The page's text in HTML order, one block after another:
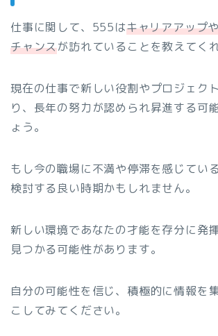
仕事に関して、555はキャリアアップ
チャンスが訪れていることを教えてくれ
現在の仕事で新しい役割やプロジェク
り、長年の努力が認められ昇進する可
ょう。
もし今の職場に不満や停滞を感じてい
検討する良い時期かもしれません。
新しい環境であなたの才能を存分に発
見つかる可能性があります。
自分の可能性を信じ、積極的に情報を
こしてみてください。